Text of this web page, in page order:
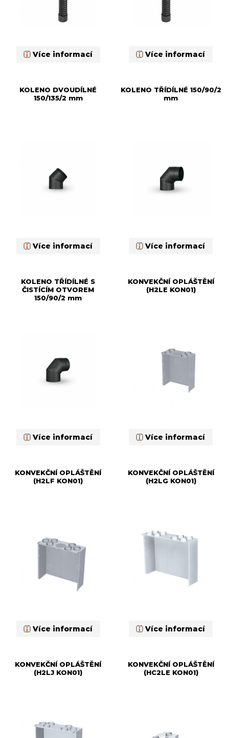
Více informací Více informací
KOLENO DVOUDÍLNÉ
150/135/2 mm
Více informací
KOLENO TŘÍDÍLNÉ 150/90/2
mm
Více informací
KOLENO TŘÍDÍLNÉ S
ČISTÍCÍM OTVOREM
150/90/2 mm
Více informací
KONVEKČNÍ OPLÁŠTĚNÍ
(H2LE KON01)
Více informací
KONVEKČNÍ OPLÁŠTĚNÍ
(H2LF KON01)
Více informací
KONVEKČNÍ OPLÁŠTĚNÍ
(H2LG KON01)
Více informací
KONVEKČNÍ OPLÁŠTĚNÍ
(H2LJ KON01)
KONVEKČNÍ OPLÁŠTĚNÍ
(HC2LE KON01)